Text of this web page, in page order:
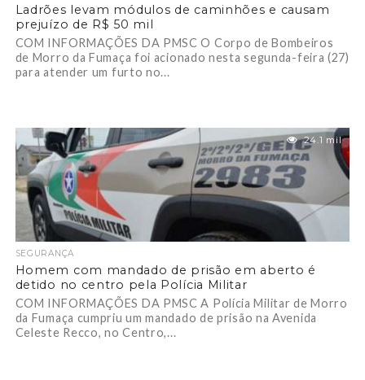
Ladrões levam módulos de caminhões e causam
prejuízo de R$ 50 mil
COM INFORMAÇÕES DA PMSC O Corpo de Bombeiros
de Morro da Fumaça foi acionado nesta segunda-feira (27)
para atender um furto no...
24.1 mil
SEGURANÇA
Homem com mandado de prisão em aberto é
detido no centro pela Polícia Militar
COM INFORMAÇÕES DA PMSC A Polícia Militar de Morro
da Fumaça cumpriu um mandado de prisão na Avenida
Celeste Recco, no Centro,...